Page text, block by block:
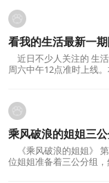
看我的生活最新一
近日不少人关注的 生
周六中午12点准时上线
乘风破浪的姐姐三
《乘风破浪的姐姐》
位姐姐准备着三公分组